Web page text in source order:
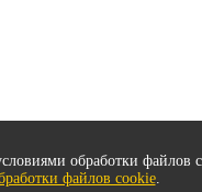
обработки файлов
файлов cookie.